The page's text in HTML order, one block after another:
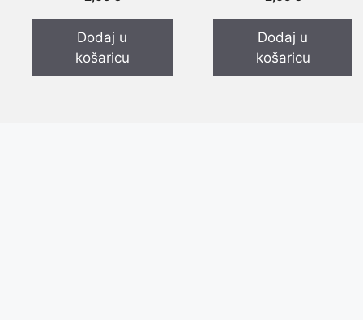
Dodaj u
košaricu
Dodaj u
košaricu